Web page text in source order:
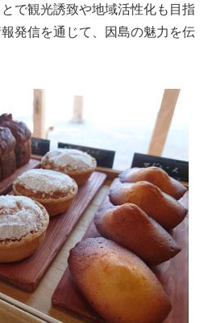
で観光誘致や地域活性化も目指
発信を通じて、因島の魅力を伝